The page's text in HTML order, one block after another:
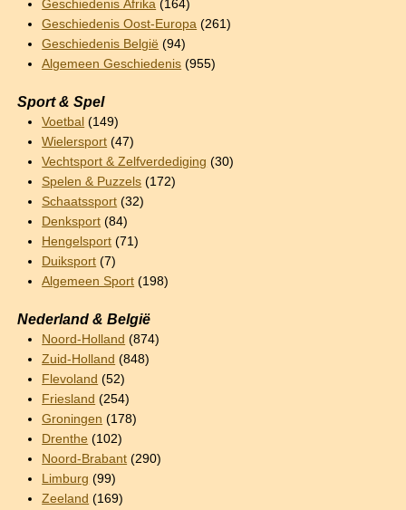
Geschiedenis Afrika (164)
Geschiedenis Oost-Europa (261)
Geschiedenis België (94)
Algemeen Geschiedenis (955)
Sport & Spel
Voetbal (149)
Wielersport (47)
Vechtsport & Zelfverdediging (30)
Spelen & Puzzels (172)
Schaatssport (32)
Denksport (84)
Hengelsport (71)
Duiksport (7)
Algemeen Sport (198)
Nederland & België
Noord-Holland (874)
Zuid-Holland (848)
Flevoland (52)
Friesland (254)
Groningen (178)
Drenthe (102)
Noord-Brabant (290)
Limburg (99)
Zeeland (169)